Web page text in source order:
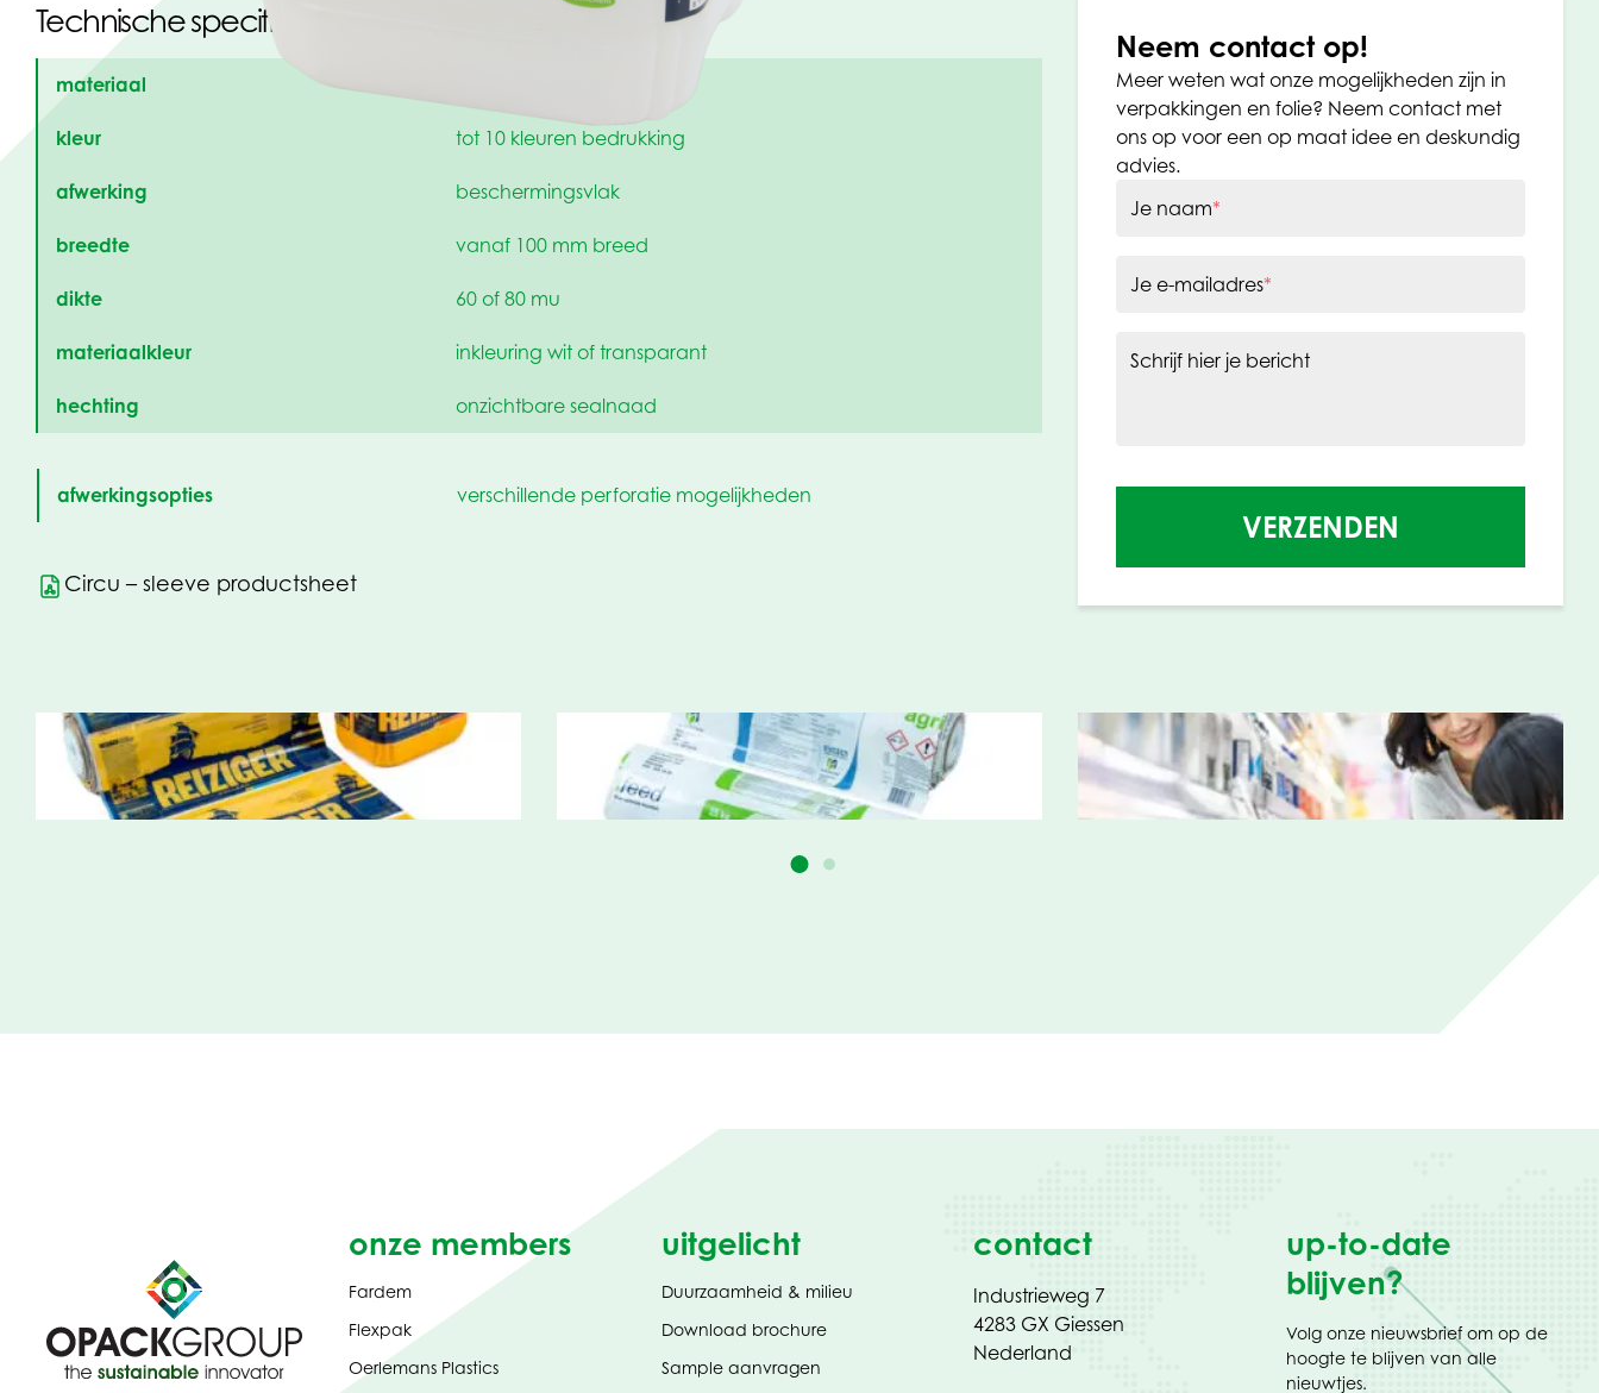
Technische specificaties
materiaal
kleur tot 10 kleuren bedrukking
afwerking beschermingsvlak
breedte vanaf 100 mm breed
dikte 60 of 80 mu
materiaalkleur inkleuring wit of transparant
hechting onzichtbare sealnaad
afwerkingsopties verschillende perforatie mogelijkheden
Circu – sleeve productsheet
Neem contact op!
Meer weten wat onze mogelijkheden zijn in
verpakkingen en folie? Neem contact met
ons op voor een op maat idee en deskundig
advies.
Je naam*
Je e-mailadres*
Schrijf hier je bericht
VERZENDEN
onze members
Fardem
Flexpak
Oerlemans Plastics
uitgelicht
Duurzaamheid & milieu
Download brochure(opent
Sample aanvragen
contact
Industrieweg 7
4283 GX Giessen
Nederland
up-to-date
blijven?
Volg onze nieuwsbrief om op de
hoogte te blijven van alle
nieuwtjes.